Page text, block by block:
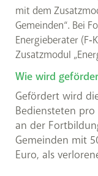
mit dem
Gemeinden“. Bei
Energieberater
Zusatzmodul
Wie wird
Gefördert wird
Bediensteten
an der
Gemeinden mit
Euro, als